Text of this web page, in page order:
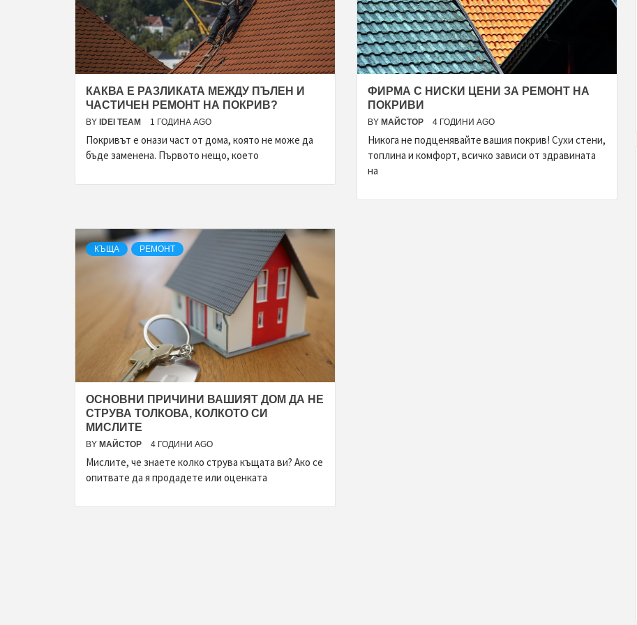
КАКВА Е РАЗЛИКАТА МЕЖДУ ПЪЛЕН И
ЧАСТИЧЕН РЕМОНТ НА ПОКРИВ?
BY IDEI TEAM 1 ГОДИНА AGO
Покривът е онази част от дома, която не може да
бъде заменена. Първото нещо, което
ФИРМА С НИСКИ ЦЕНИ ЗА РЕМОНТ НА
ПОКРИВИ
BY МАЙСТОР 4 ГОДИНИ AGO
Никога не подценявайте вашия покрив! Сухи стени,
топлина и комфорт, всичко зависи от здравината
на
КЪЩА РЕМОНТ
ОСНОВНИ ПРИЧИНИ ВАШИЯТ ДОМ ДА НЕ
СТРУВА ТОЛКОВА, КОЛКОТО СИ
МИСЛИТЕ
BY МАЙСТОР 4 ГОДИНИ AGO
Мислите, че знаете колко струва къщата ви? Ако се
опитвате да я продадете или оценката